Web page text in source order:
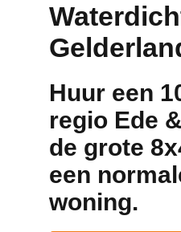
Huur een
regio Ede
de grote
een
woning.